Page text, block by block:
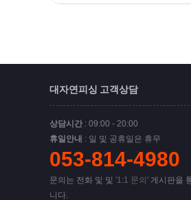
대자연피싱 고객상담
상담시간 : 09:00 - 20:00
휴일안내 : 일 및 공휴일은 휴무
053-814-4980
문의는 전화 및 및 '1:1 문의' 게시판을
니다.